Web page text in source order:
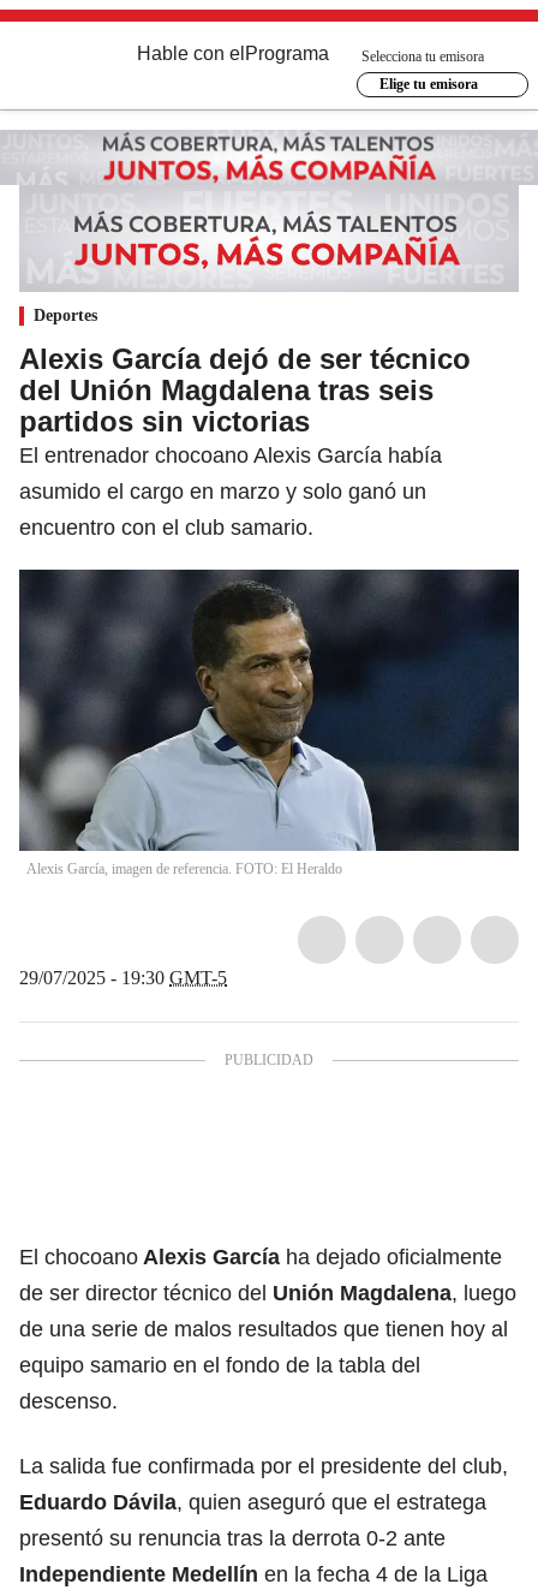
Hable con el Programa
Selecciona tu emisora
Elige tu emisora
Deportes
Alexis García dejó de ser técnico
del Unión Magdalena tras seis
partidos sin victorias
El entrenador chocoano Alexis García había
asumido el cargo en marzo y solo ganó un
encuentro con el club samario.
Alexis García, imagen de referencia. FOTO: El Heraldo
29/07/2025 - 19:30 GMT-5
El chocoano Alexis García ha dejado oficialmente
de ser director técnico del Unión Magdalena, luego
de una serie de malos resultados que tienen hoy al
equipo samario en el fondo de la tabla del
descenso.
La salida fue confirmada por el presidente del club,
Eduardo Dávila, quien aseguró que el estratega
presentó su renuncia tras la derrota 0-2 ante
Independiente Medellín en la fecha 4 de la Liga